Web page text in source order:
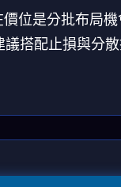
位是分批布局
搭配止損與分